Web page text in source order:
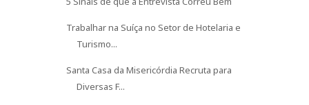
Trabalhar na Suíça no Setor de Hotelaria e
Turismo...
Santa Casa da Misericórdia Recruta para
Diversas F...